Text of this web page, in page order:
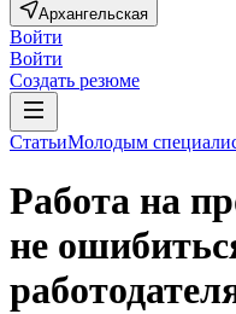
Архангельская
Войти
Войти
Создать резюме
СтатьиМолодым
Работа на
не